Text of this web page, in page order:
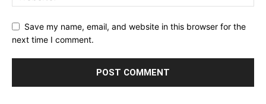
Save my name, email, and website in this browser for the
next time I comment.